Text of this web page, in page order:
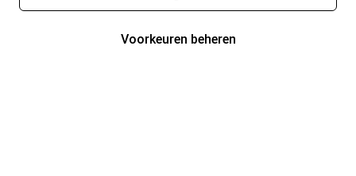
Voorkeuren beheren